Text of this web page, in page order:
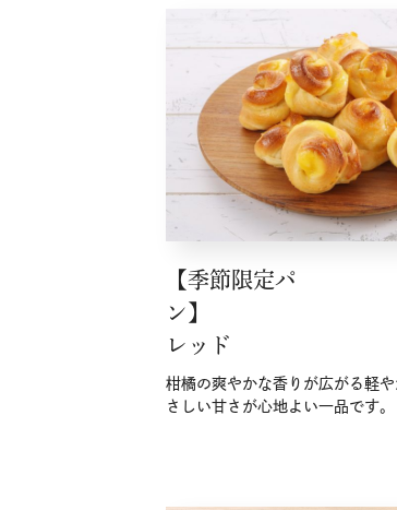
【季節限定パ
ン】 シト
レッド
柑橘の爽やかな香りが広がる軽
さしい甘さが心地よい一品です。